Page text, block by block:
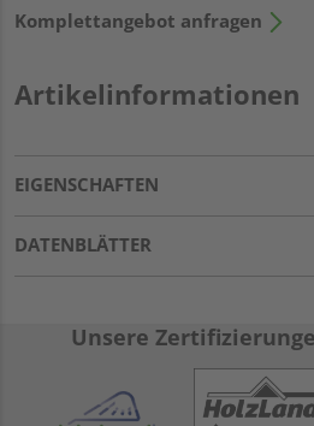
Komplettangebot anfragen
Artikelinformationen
EIGENSCHAFTEN
DATENBLÄTTER
Unsere